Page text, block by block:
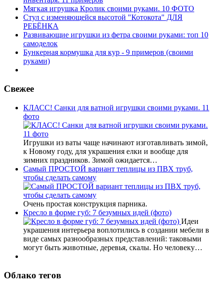
Мягкая игрушка Кролик своими руками. 10 ФОТО
Стул с изменяющейся высотой "Котокота" ДЛЯ
РЕБЁНКА
Развивающие игрушки из фетра своими руками: топ 10
самоделок
Бункерная кормушка для кур - 9 примеров (своими
руками)
Свежее
КЛАСС! Санки для ватной игрушки своими руками. 11
фото
Игрушки из ваты чаще начинают изготавливать зимой,
к Новому году, для украшения елки и вообще для
зимних праздников. Зимой ожидается…
Самый ПРОСТОЙ вариант теплицы из ПВХ труб,
чтобы сделать самому
Очень простая конструкция парника.
Кресло в форме губ: 7 безумных идей (фото)
Идеи
украшения интерьера воплотились в создании мебели в
виде самых разнообразных представлений: таковыми
могут быть животные, деревья, скалы. Но человеку…
Облако тегов